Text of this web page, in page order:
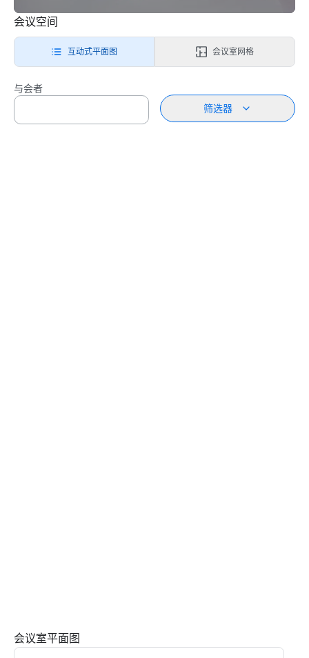
会议空间
互动式平面图 会议室网格
与会者
筛选器
会议室平面图